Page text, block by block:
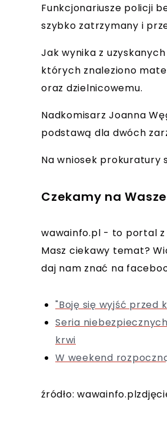
Funkcjonariusze policji
szybko zatrzymany i
Jak wynika z
których znaleziono
oraz dzielnicowemu.
Nadkomisarz Joanna
podstawą dla dwóch
Na wniosek prokuratury
Czekamy na
wawainfo.pl - to portal z
Masz ciekawy temat?
daj nam znać na
"Boję się wyjść przed
Seria
krwi
W weekend
źródło: